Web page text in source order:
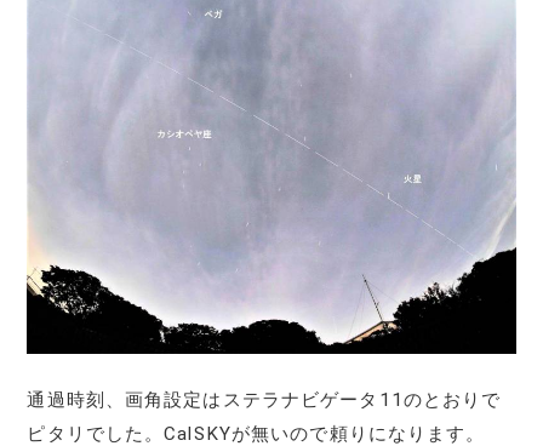
通過時刻、画角設定はステラナビゲータ11のとおりで
ピタリでした。CalSKYが無いので頼りになります。